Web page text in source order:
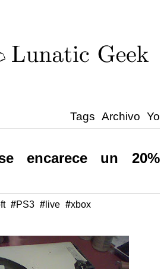
Tags Archivo Yo
encarece un 20%
#PS3 # live #xbox